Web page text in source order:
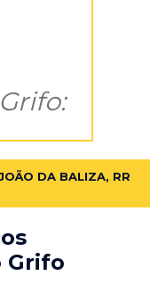
DA BALIZA, RR
Grifo